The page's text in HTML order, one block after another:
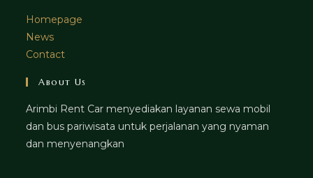
Homepage
News
Contact
About Us
Arimbi Rent Car menyediakan layanan sewa mobil
dan bus pariwisata untuk perjalanan yang nyaman
dan menyenangkan